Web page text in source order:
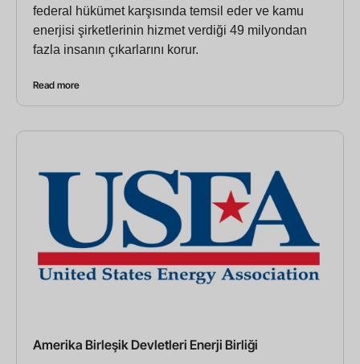
federal hükümet karşısında temsil eder ve kamu
enerjisi şirketlerinin hizmet verdiği 49 milyondan
fazla insanın çıkarlarını korur.
Read more
Amerika Birleşik Devletleri Enerji Birliği